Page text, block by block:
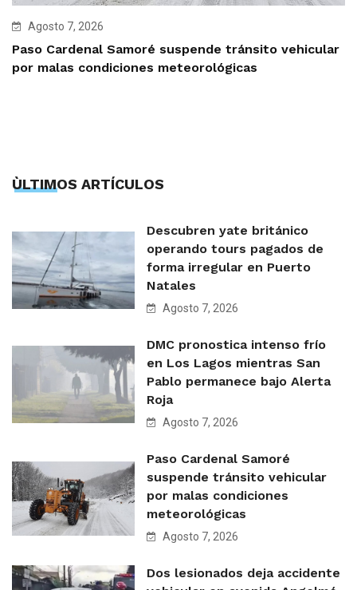
Agosto 7, 2026
Paso Cardenal Samoré suspende tránsito vehicular
por malas condiciones meteorológicas
ÙLTIMOS ARTÍCULOS
Descubren yate británico
operando tours pagados de
forma irregular en Puerto
Natales
Agosto 7, 2026
DMC pronostica intenso frío
en Los Lagos mientras San
Pablo permanece bajo Alerta
Roja
Agosto 7, 2026
Paso Cardenal Samoré
suspende tránsito vehicular
por malas condiciones
meteorológicas
Agosto 7, 2026
Dos lesionados deja accidente